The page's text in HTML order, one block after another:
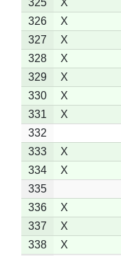
326
X
327
X
328
X
329
X
330
X
331
X
332
333
X
334
X
335
336
X
337
X
338
X